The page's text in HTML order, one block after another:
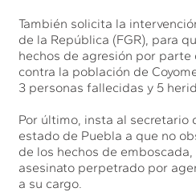
También solicita la
de la República (FGR), para
hechos de agresión por
contra la población de
3 personas fallecidas y 5
Por último, insta al secretario
estado de Puebla a que no
de los hechos de
asesinato perpetrado por
a su cargo.